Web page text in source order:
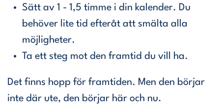
Sätt av 1 - 1,5 timme i din kalender. Du
behöver lite tid efteråt att smälta alla
möjligheter.
Ta ett steg mot den framtid du vill ha.
Det finns hopp för framtiden. Men den börjar
inte där ute, den börjar här och nu.